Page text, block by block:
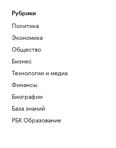
Рубрики
Политика
Экономика
Общество
Бизнес
Технологии и медиа
Финансы
Биографии
База знаний
РБК Образование